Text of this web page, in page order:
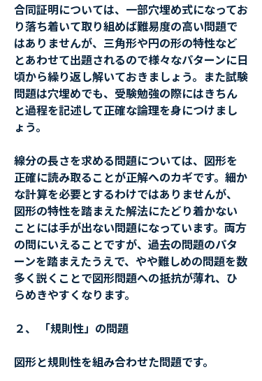
合同証明については、一部穴埋め式になってお
り落ち着いて取り組めば難易度の高い問題で
はありませんが、三角形や円の形の特性など
とあわせて出題されるので様々なパターンに日
頃から繰り返し解いておきましょう。また試験
問題は穴埋めでも、受験勉強の際にはきちん
と過程を記述して正確な論理を身につけまし
ょう。
線分の長さを求める問題については、図形を
正確に読み取ることが正解へのカギです。細か
な計算を必要とするわけではありませんが、
図形の特性を踏まえた解法にたどり着かない
ことには手が出ない問題になっています。両方
の問にいえることですが、過去の問題のパタ
ーンを踏まえたうえで、やや難しめの問題を数
多く説くことで図形問題への抵抗が薄れ、ひ
らめきやすくなります。
２、 「規則性」の問題
図形と規則性を組み合わせた問題です。